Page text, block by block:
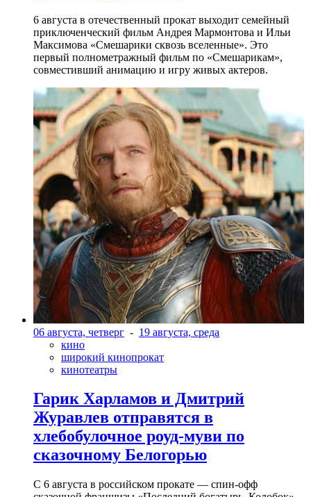
6 августа в отечественный прокат выходит семейный
приключенческий фильм Андрея Мармонтова и Ильи
Максимова «Смешарики сквозь вселенные». Это
первый полнометражный фильм по «Смешарикам»,
совместивший анимацию и игру живых актеров.
06 августа, четверг - 19 августа, среда
кино
широкий кинопрокат
кинотеатры
Гарик Харламов и Дмитрий
Журавлев отправятся в
хлебобулочное роуд-муви по
сказочному Белогорью
С 6 августа в российском прокате — спин-офф